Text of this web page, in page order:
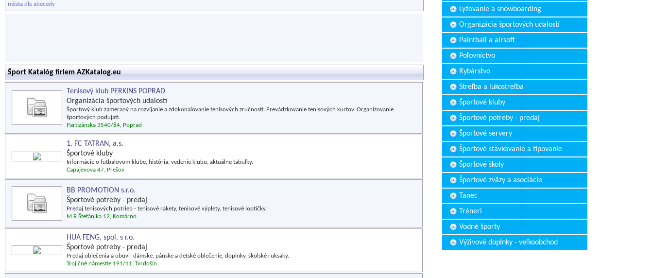
města dle abecedy
Šport Katalóg firiem AZKatalog.eu
Tenisový klub PERKINS POPRAD
Organizácia športových udalostí
Športový klub zameraný na rozvíjanie a zdokonaľovanie tenisových zručností. Prevádzkovanie tenisových kurtov. Organizovanie
športových podujatí.
Partizánska 3540/84, Poprad
1. FC TATRAN, a.s.
Športové kluby
Informácie o futbalovom klube, história, vedenie klubu, aktuálne tabuľky.
Čapajevova 47, Prešov
BB PROMOTION s.r.o.
Športové potreby - predaj
Predaj tenisových potrieb - tenisové rakety, tenisové výplety, tenisové loptičky.
M.R.Štefánika 12, Komárno
HUA FENG, spol. s r.o.
Športové potreby - predaj
Predaj oblečenia a obuvi- dámske, pánske a detské oblečenie, doplnky, školské ruksaky.
Trojičné námestie 191/11, Tvrdošín
Lyžovanie a snowboarding
Organizácia športových udalostí
Paintball a airsoft
Poľovníctvo
Rybárstvo
Streľba a lukostreľba
Športové kluby
Športové potreby - predaj
Športové servery
Športové stávkovanie a tipovanie
Športové školy
Športové zväzy a asociácie
Tanec
Tréneri
Vodné športy
Výživové doplnky - veľkoobchod